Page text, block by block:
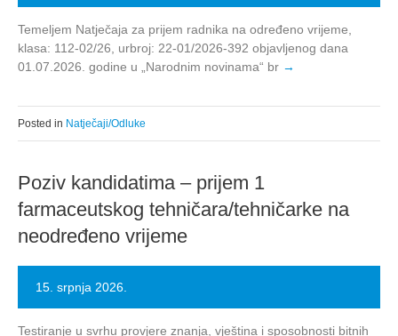
Temeljem Natječaja za prijem radnika na određeno vrijeme,
klasa: 112-02/26, urbroj: 22-01/2026-392 objavljenog dana
01.07.2026. godine u „Narodnim novinama“ br
Posted in Natječaji/Odluke
Poziv kandidatima – prijem 1
farmaceutskog tehničara/tehničarke na
neodređeno vrijeme
15. srpnja 2026.
Testiranje u svrhu provjere znanja, vještina i sposobnosti bitnih